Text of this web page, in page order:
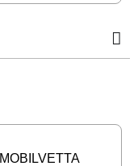
MOBILVETTA